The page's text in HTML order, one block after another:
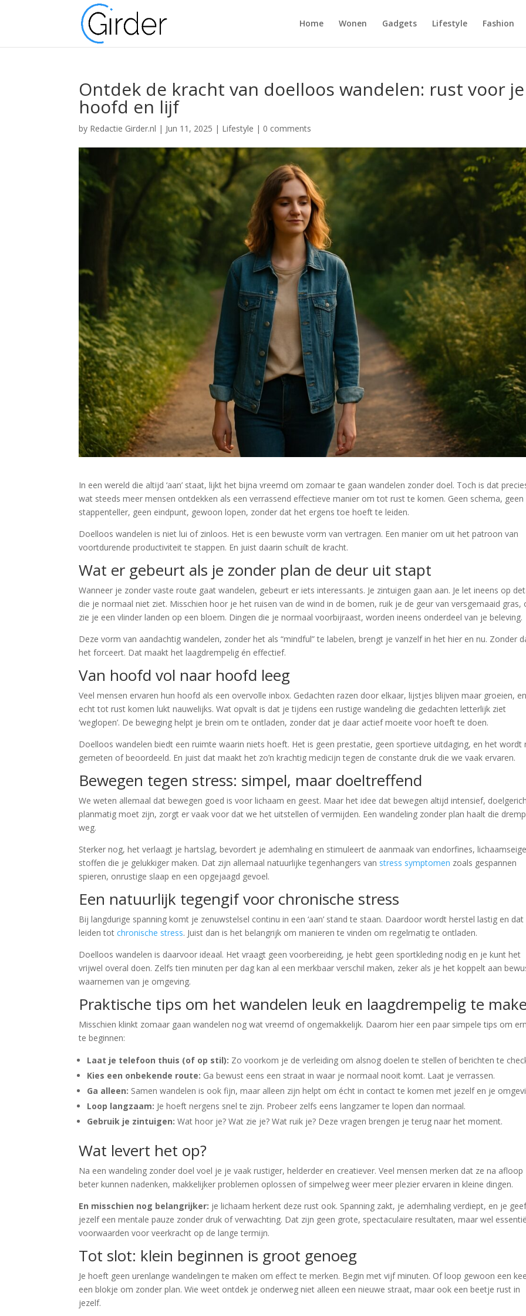
Home Wonen Gadgets Lifestyle Fashion
Ontdek de kracht van doelloos wandelen: rust voor je
hoofd en lijf
by Redactie Girder.nl | Jun 11, 2025 | Lifestyle | 0 comments
In een wereld die altijd ‘aan’ staat, lijkt het bijna vreemd om zomaar te gaan wandelen zonder doel. Toch is dat
wat steeds meer mensen ontdekken als een verrassend effectieve manier om tot rust te komen. Geen schema, geen
stappenteller, geen eindpunt, gewoon lopen, zonder dat het ergens toe hoeft te leiden.
Doelloos wandelen is niet lui of zinloos. Het is een bewuste vorm van vertragen. Een manier om uit het patroon van
voortdurende productiviteit te stappen. En juist daarin schuilt de kracht.
Wat er gebeurt als je zonder plan de deur uit stapt
Wanneer je zonder vaste route gaat wandelen, gebeurt er iets interessants. Je zintuigen gaan aan. Je let ineens op
die je normaal niet ziet. Misschien hoor je het ruisen van de wind in de bomen, ruik je de geur van versgemaaid gras,
zie je een vlinder landen op een bloem. Dingen die je normaal voorbijraast, worden ineens onderdeel van je beleving.
Deze vorm van aandachtig wandelen, zonder het als “mindful” te labelen, brengt je vanzelf in het hier en nu. Zonder
het forceert. Dat maakt het laagdrempelig én effectief.
Van hoofd vol naar hoofd leeg
Veel mensen ervaren hun hoofd als een overvolle inbox. Gedachten razen door elkaar, lijstjes blijven maar groeien,
echt tot rust komen lukt nauwelijks. Wat opvalt is dat je tijdens een rustige wandeling die gedachten letterlijk ziet
‘weglopen’. De beweging helpt je brein om te ontladen, zonder dat je daar actief moeite voor hoeft te doen.
Doelloos wandelen biedt een ruimte waarin niets hoeft. Het is geen prestatie, geen sportieve uitdaging, en het wordt
gemeten of beoordeeld. En juist dat maakt het zo’n krachtig medicijn tegen de constante druk die we vaak ervaren.
Bewegen tegen stress: simpel, maar doeltreffend
We weten allemaal dat bewegen goed is voor lichaam en geest. Maar het idee dat bewegen altijd intensief,
planmatig moet zijn, zorgt er vaak voor dat we het uitstellen of vermijden. Een wandeling zonder plan haalt die
weg.
Sterker nog, het verlaagt je hartslag, bevordert je ademhaling en stimuleert de aanmaak van endorfines,
stoffen die je gelukkiger maken. Dat zijn allemaal natuurlijke tegenhangers van stress symptomen zoals gespannen
spieren, onrustige slaap en een opgejaagd gevoel.
Een natuurlijk tegengif voor chronische stress
Bij langdurige spanning komt je zenuwstelsel continu in een ‘aan’ stand te staan. Daardoor wordt herstel lastig en dat
leiden totchronische stress. Juist dan is het belangrijk om manieren te vinden om regelmatig te ontladen.
Doelloos wandelen is daarvoor ideaal. Het vraagt geen voorbereiding, je hebt geen sportkleding nodig en je kunt het
vrijwel overal doen. Zelfs tien minuten per dag kan al een merkbaar verschil maken, zeker als je het koppelt aan
waarnemen van je omgeving.
Praktische tips om het wandelen leuk en laagdrempelig te
Misschien klinkt zomaar gaan wandelen nog wat vreemd of ongemakkelijk. Daarom hier een paar simpele tips om
te beginnen:
Laat je telefoon thuis (of op stil): Zo voorkom je de verleiding om alsnog doelen te stellen of berichten te
Kies een onbekende route: Ga bewust eens een straat in waar je normaal nooit komt. Laat je verrassen.
Ga alleen: Samen wandelen is ook fijn, maar alleen zijn helpt om écht in contact te komen met jezelf en je
Loop langzaam: Je hoeft nergens snel te zijn. Probeer zelfs eens langzamer te lopen dan normaal.
Gebruik je zintuigen:Wat hoor je? Wat zie je? Wat ruik je? Deze vragen brengen je terug naar het moment.
Wat levert het op?
Na een wandeling zonder doel voel je je vaak rustiger, helderder en creatiever. Veel mensen merken dat ze na afloop
beter kunnen nadenken, makkelijker problemen oplossen of simpelweg weer meer plezier ervaren in kleine dingen.
En misschien nog belangrijker: je lichaam herkent deze rust ook. Spanning zakt, je ademhaling verdiept, en je
jezelf een mentale pauze zonder druk of verwachting. Dat zijn geen grote, spectaculaire resultaten, maar wel
voorwaarden voor veerkracht op de lange termijn.
Tot slot: klein beginnen is groot genoeg
Je hoeft geen urenlange wandelingen te maken om effect te merken. Begin met vijf minuten. Of loop gewoon een
een blokje om zonder plan. Wie weet ontdek je onderweg niet alleen een nieuwe straat, maar ook een beetje rust in
jezelf.